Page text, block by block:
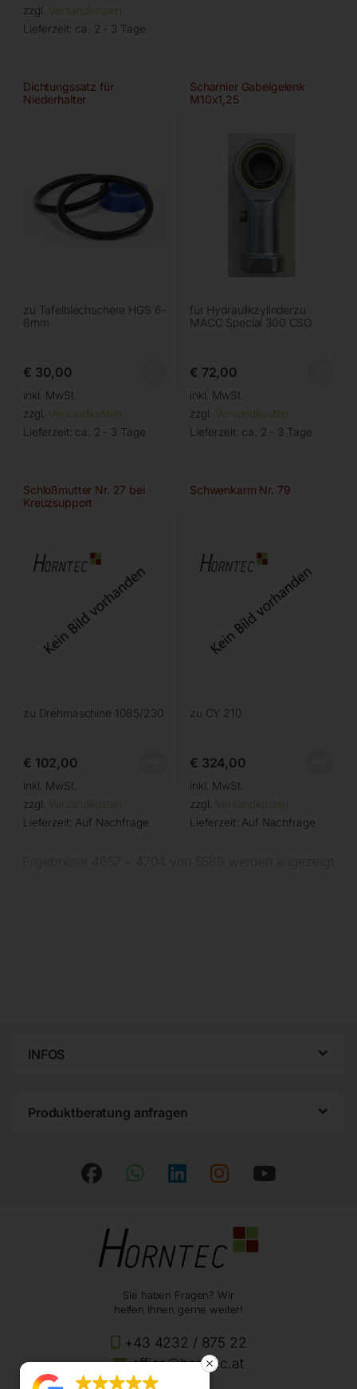
zzgl. Versandkosten
Lieferzeit: ca. 2 - 3 Tage
Dichtungssatz für
Niederhalter
zu Tafelblechschere HGS 6-
8mm
€ 30,00
inkl. MwSt.
zzgl. Versandkosten
Lieferzeit: ca. 2 - 3 Tage
Scharnier Gabelgelenk
M10x1,25
für Hydraulikzylinderzu
MACC Special 300 CSO
€ 72,00
inkl. MwSt.
zzgl. Versandkosten
Lieferzeit: ca. 2 - 3 Tage
Schloßmutter Nr. 27 bei
Kreuzsupport
zu Drehmaschine 1085/230
€ 102,00
inkl. MwSt.
zzgl. Versandkosten
Lieferzeit: Auf Nachfrage
Schwenkarm Nr. 79
zu CY 210
€ 324,00
inkl. MwSt.
zzgl. Versandkosten
Lieferzeit: Auf Nachfrage
INFOS
Produktberatung anfragen
Sie haben Fragen? Wir
helfen Ihnen gerne weiter!
+43 4232 / 875 22
office@horntec.at